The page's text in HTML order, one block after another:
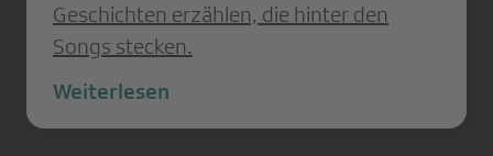
Geschichten erzählen, die hinter den
Songs stecken.
Weiterlesen